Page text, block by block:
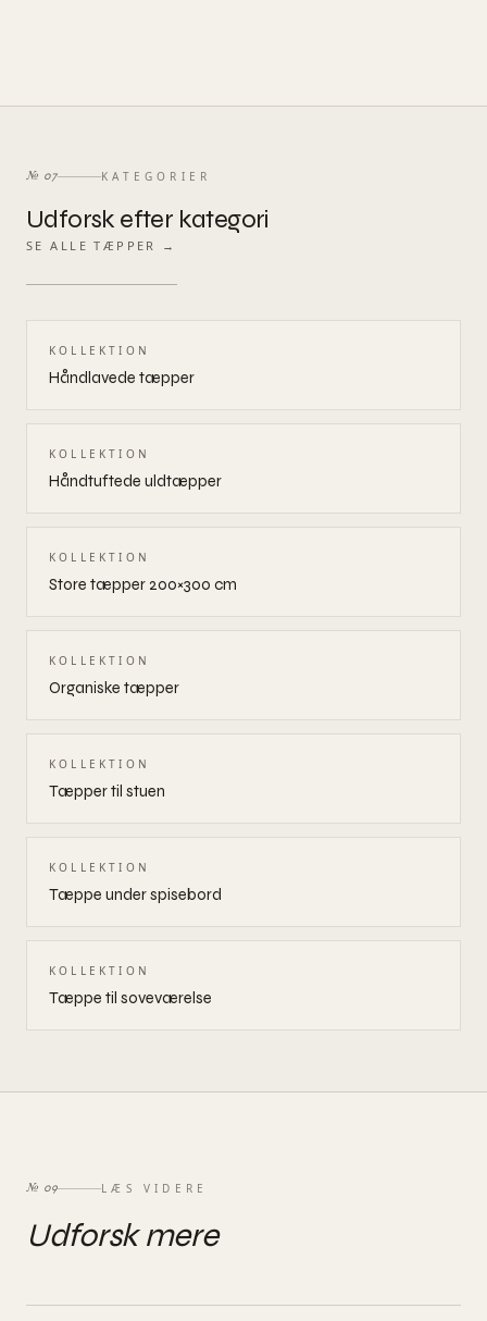
№ 07 KATEGORIER
Udforsk efter kategori
SE ALLE TÆPPER →
KOLLEKTION
Håndlavede tæpper
KOLLEKTION
Håndtuftede uldtæpper
KOLLEKTION
Store tæpper 200×300 cm
KOLLEKTION
Organiske tæpper
KOLLEKTION
Tæpper til stuen
KOLLEKTION
Tæppe under spisebord
KOLLEKTION
Tæppe til soveværelse
№ 09 LÆS VIDERE
Udforsk mere